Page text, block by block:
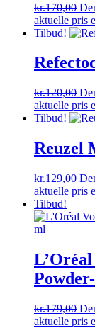
kr.170,00
aktuelle pris
Tilbud!
kr.120,00
aktuelle pris
Tilbud!
Reuzel
kr.129,00
aktuelle pris
Tilbud!
kr.179,00
aktuelle pris